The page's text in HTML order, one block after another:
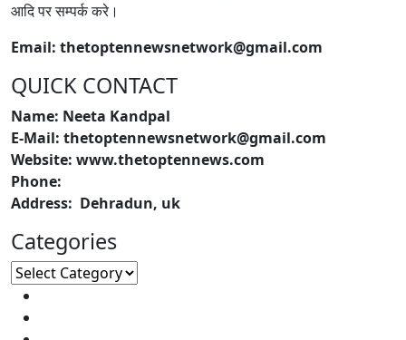
आदि पर सम्पर्क करे।
Email: thetoptennewsnetwork@gmail.com
QUICK CONTACT
Name: Neeta Kandpal
E-Mail: thetoptennewsnetwork@gmail.com
Website: www.thetoptennews.com
Phone:
Address: Dehradun, uk
Categories
Categories